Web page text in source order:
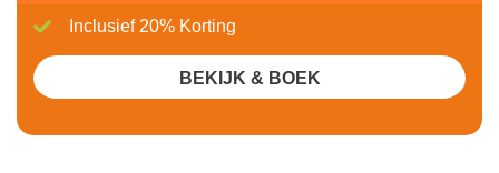
Inclusief 20% Korting
BEKIJK & BOEK